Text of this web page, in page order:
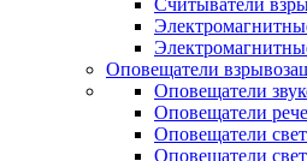
Считыватели
Оповещатели
Оповещатели
Оповещатели
Оповещатели
Оповещатели